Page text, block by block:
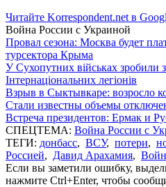
Читайте Korrespondent.net в
Война России с Украиной
Провал сезона: Москва будет
турсектора Крыма
У Сухопутних військах зробили
Інтернаціональних легіонів
Взрыв в Сыктывкаре: возросло
Стали известны объемы
Встреча президентов: Ермак и
СПЕЦТЕМА: Война России с
ТЕГИ: донбасс, ВСУ, потери,
Россией, Давид Арахамия,
Если вы заметили ошибку,
нажмите Ctrl+Enter, чтобы